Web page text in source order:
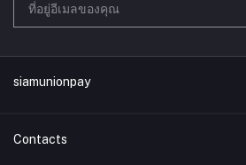
siamunionpay
Contacts